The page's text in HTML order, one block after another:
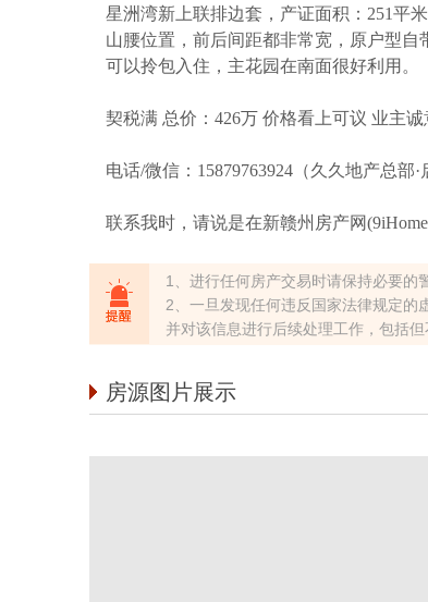
星洲湾新上联排边套，产证面积：251平
山腰位置，前后间距都非常宽，原户型自
可以拎包入住，主花园在南面很好利用。
契税满 总价：426万 价格看上可议 业主诚
电话/微信：15879763924（久久地产总部·
联系我时，请说是在新赣州房产网
1、进行任何房产交易时请保持必要的
2、一旦发现任何违反国家法律规定的
并对该信息进行后续处理工作，包括
房源图片展示